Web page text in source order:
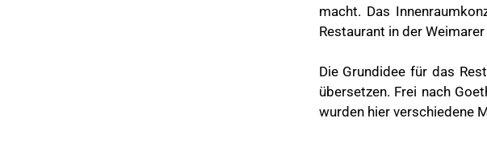
macht. Das
Restaurant in der
Die Grundidee für das
übersetzen. Frei nach
wurden hier verschiedene